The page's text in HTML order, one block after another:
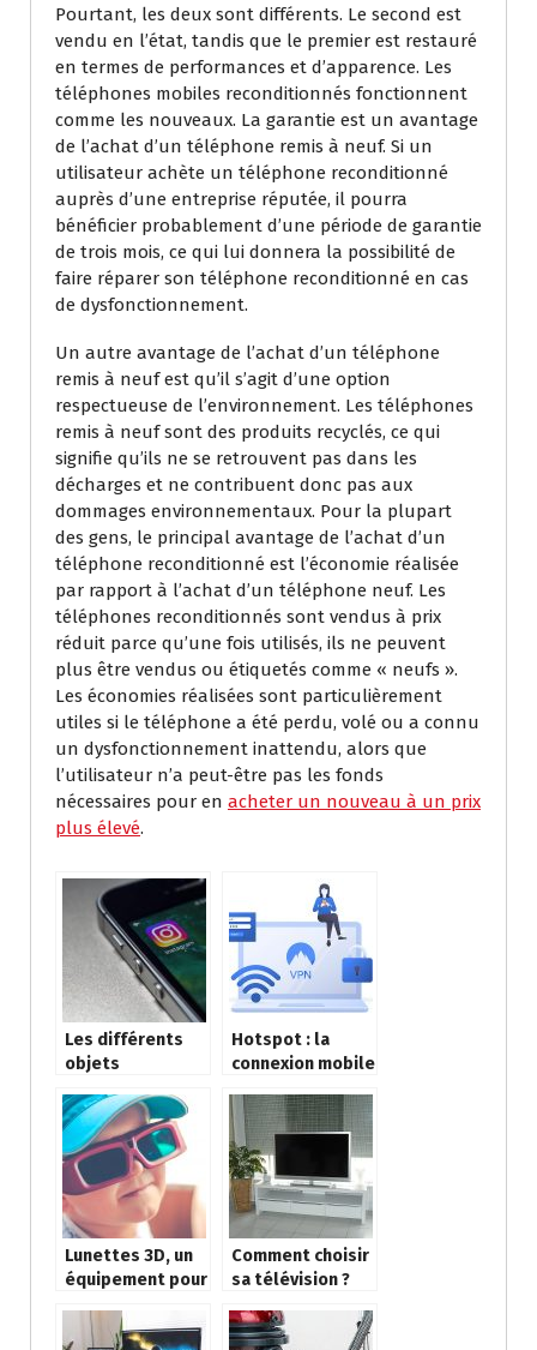
Pourtant, les deux sont différents. Le second est
vendu en l’état, tandis que le premier est restauré
en termes de performances et d’apparence. Les
téléphones mobiles reconditionnés fonctionnent
comme les nouveaux. La garantie est un avantage
de l’achat d’un téléphone remis à neuf. Si un
utilisateur achète un téléphone reconditionné
auprès d’une entreprise réputée, il pourra
bénéficier probablement d’une période de garantie
de trois mois, ce qui lui donnera la possibilité de
faire réparer son téléphone reconditionné en cas
de dysfonctionnement.
Un autre avantage de l’achat d’un téléphone
remis à neuf est qu’il s’agit d’une option
respectueuse de l’environnement. Les téléphones
remis à neuf sont des produits recyclés, ce qui
signifie qu’ils ne se retrouvent pas dans les
décharges et ne contribuent donc pas aux
dommages environnementaux. Pour la plupart
des gens, le principal avantage de l’achat d’un
téléphone reconditionné est l’économie réalisée
par rapport à l’achat d’un téléphone neuf. Les
téléphones reconditionnés sont vendus à prix
réduit parce qu’une fois utilisés, ils ne peuvent
plus être vendus ou étiquetés comme « neufs ».
Les économies réalisées sont particulièrement
utiles si le téléphone a été perdu, volé ou a connu
un dysfonctionnement inattendu, alors que
l’utilisateur n’a peut-être pas les fonds
nécessaires pour en acheter un nouveau à un prix
plus élevé.
Les différents
objets
Hotspot : la
connexion mobile
Lunettes 3D, un
équipement pour
expérience au
Comment choisir
sa télévision ?